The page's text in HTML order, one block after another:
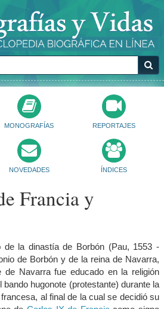
MONOGRAFÍAS REPORTAJES
NOVEDADES ÍNDICES
Francia y
de la dinastía de Borbón (Pau, 1553 -
de Borbón y de la reina de Navarra,
de Navarra fue educado en la religión
hugonote (protestante) durante la
al final de la cual se decidió su